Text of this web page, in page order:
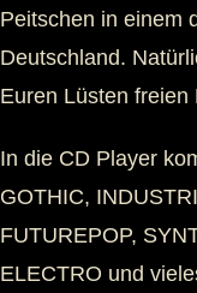
Peitschen in einem
Deutschland.
Euren Lüsten freien
In die CD Player
GOTHIC,
FUTUREPOP,
ELECTRO und